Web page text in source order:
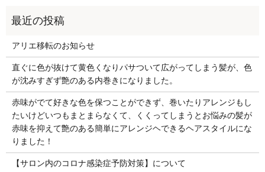
アリエ移転のお知らせ
直ぐに色が抜けて黄色くなりパサついて広がってしまう髪が、色
が沈みすぎず艶のある内巻きになりました。
赤味がでて好きな色を保つことができず、巻いたりアレンジもし
たいけどいつもまとまらなくて、くくってしまうとお悩みの髪が
赤味を抑えて艶のある簡単にアレンジヘできるヘアスタイルにな
りました！
【サロン内のコロナ感染症予防対策】について